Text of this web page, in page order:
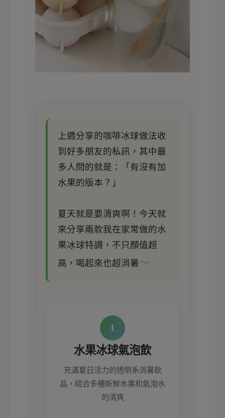
上週分享的咖啡冰球做法收
到好多朋友的私訊，其中最
多人問的就是：「有沒有加
水果的版本？」
夏天就是要清爽啊！今天就
來分享兩款我在家常做的水
果冰球特調，不只顏值超
高，喝起來也超消暑～
1
水果冰球氣泡飲
充滿夏日活力的透明系消暑飲
品，結合多種新鮮水果和氣泡水
的清爽